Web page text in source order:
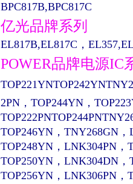
BPC817B,BPC817C
亿光品牌系列
EL817B,EL817C，
POWER品牌电源IC
2PN，TOP244YN，
TOP246YN，TNY268GN
TOP248YN，LNK304PN，
TOP250YN，LNK304DN，
TOP256YN，LNK306PN